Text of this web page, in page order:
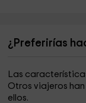
¿Preferirías
Las
Otros viajeros
ellos.